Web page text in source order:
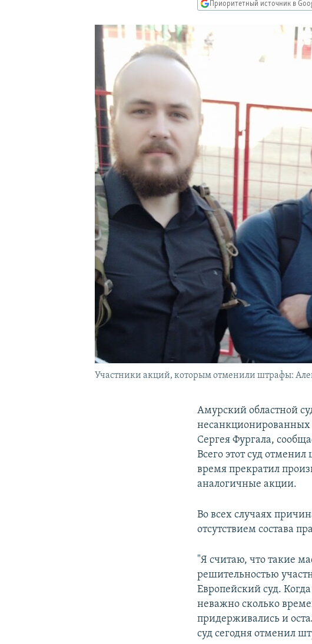
ПОДПИШИТЕСЬ НА РАССЫЛКУ
Приоритетный источник в
Участники акций, которым отменили штрафы:
Амурский областной
несанкционированных
Сергея Фургала,
Всего этот суд
время прекратил
аналогичные акции.
Во всех случаях
отсутствием состава
"Я считаю, что такие
решительностью
Европейский суд.
неважно сколько
придерживались и
суд сегодня отменил